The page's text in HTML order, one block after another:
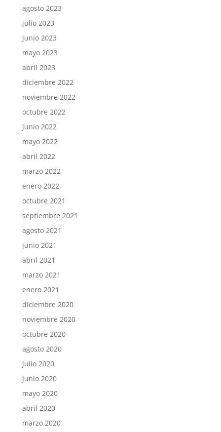
agosto 2023
julio 2023
junio 2023
mayo 2023
abril 2023
diciembre 2022
noviembre 2022
octubre 2022
junio 2022
mayo 2022
abril 2022
marzo 2022
enero 2022
octubre 2021
septiembre 2021
agosto 2021
junio 2021
abril 2021
marzo 2021
enero 2021
diciembre 2020
noviembre 2020
octubre 2020
agosto 2020
julio 2020
junio 2020
mayo 2020
abril 2020
marzo 2020